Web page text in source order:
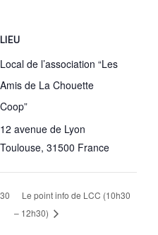
LIEU
Local de l’association “Les
Amis de La Chouette
Coop”
12 avenue de Lyon
Toulouse, 31500 France
Le point info de LCC (10h30
– 12h30)